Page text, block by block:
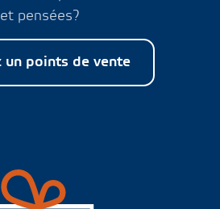
et pensées?
un points de vente